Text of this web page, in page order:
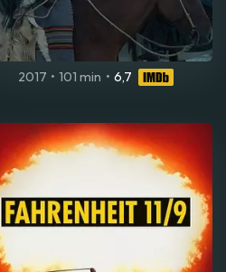
2017 • 101 min • 6,7